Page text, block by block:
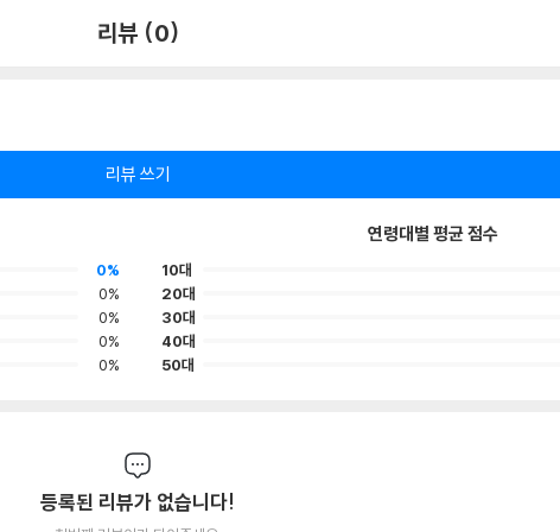
리뷰 (0)
리뷰 쓰기
0%
0%
0%
0%
0%
연령대별 평균 점수
10대
20대
30대
40대
50대
등록된 리뷰가 없습니다!